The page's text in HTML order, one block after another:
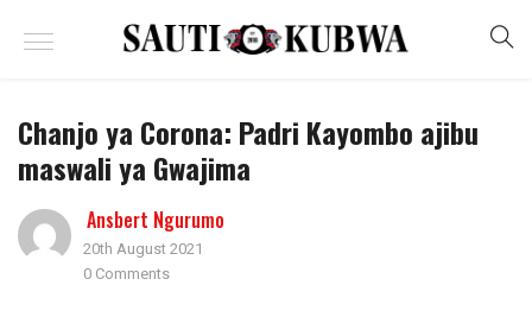
Chanjo ya Corona: Padri Kayombo ajibu
maswali ya Gwajima
Ansbert Ngurumo
20th August 2021
0 Comments